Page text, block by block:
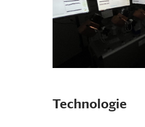
Technologie